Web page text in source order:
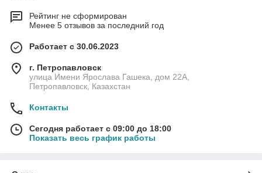
Рейтинг не сформирован
Менее 5 отзывов за последний год
Работает с 30.06.2023
г. Петропавловск
улица Имени Ярослава Гашека, дом 22А,
Петропавловск, Казахстан
Контакты
Сегодня работает с 09:00 до 18:00
Показать весь график работы